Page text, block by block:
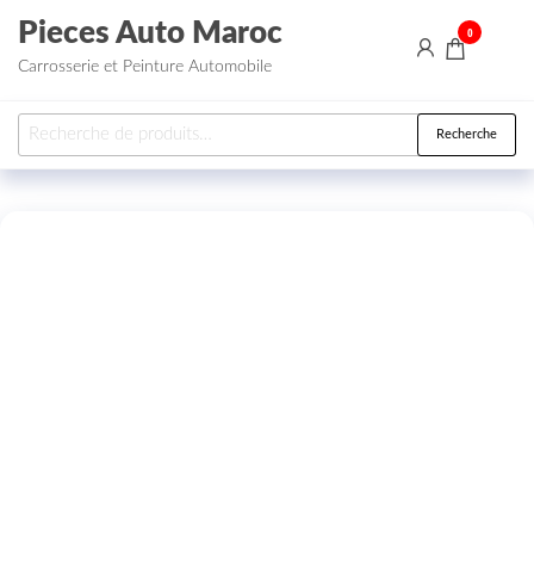
Aller au contenu
Pieces Auto Maroc
Carrosserie et Peinture Automobile
0
Recherche pour : Recherche